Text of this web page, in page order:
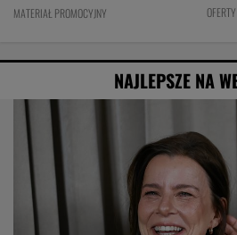
MATERIAŁ PROMOCYJNY
NAJLEPSZE NA